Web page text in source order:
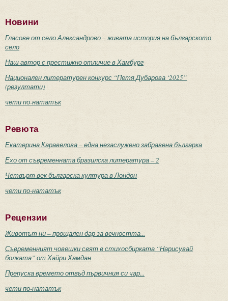
Новини
Гласове от село Александрово – живата история на българското
село
Наш автор с престижно отличие в Хамбург
Национален литературен конкурс “Петя Дубарова ‘2025”
(резултати)
чети по-нататък
Ревюта
Екатерина Каравелова – една незаслужено забравена българка
Ехо от съвременната бразилска литература – 2
Четвърт век българска култура в Лондон
чети по-нататък
Рецензии
Животът ни – прощален дар за вечността...
Съвременният човешки свят в стихосбирката “Нарисувай
болката” от Хайри Хамдан
Препуска времето отвъд първичния си чар...
чети по-нататък